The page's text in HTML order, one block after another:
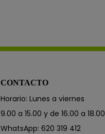
CONTACTO
Horario: Lunes a viernes
9.00 a 15.00 y de 16.00 a 18.00
WhatsApp: 620 319 412